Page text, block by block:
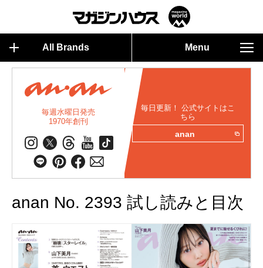
All Brands Menu
毎週水曜日発売
1970年創刊
毎日更新！ 公式サイトはこ
ちら
anan
anan No. 2393 試し読みと目次